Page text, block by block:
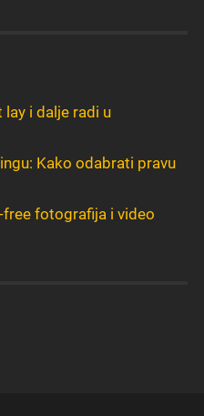
i dalje radi u
Kako odabrati pravu
fotografija i video